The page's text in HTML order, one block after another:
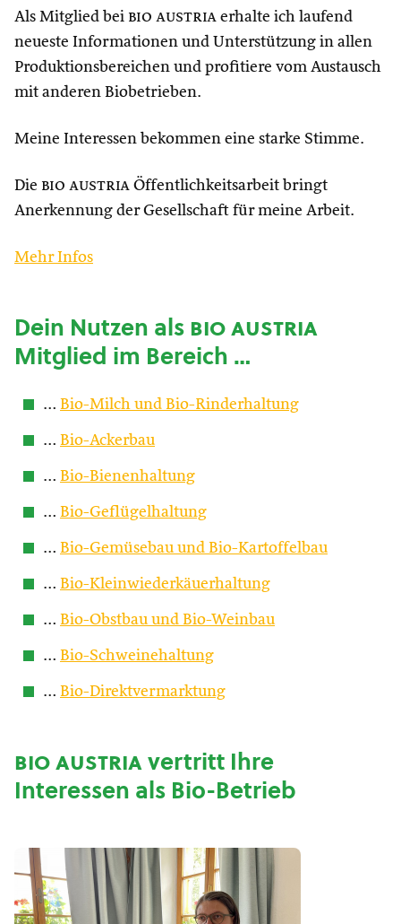
Als Mitglied bei bio austria erhalte ich laufend
neueste Informationen und Unterstützung in allen
Produktionsbereichen und profitiere vom Austausch
mit anderen Biobetrieben.
Meine Interessen bekommen eine starke Stimme.
Die bio austria Öffentlichkeitsarbeit bringt
Anerkennung der Gesellschaft für meine Arbeit.
Mehr Infos
Dein Nutzen alsbio austria
Mitglied im Bereich …
… Bio-Milch und Bio-Rinderhaltung
… Bio-Ackerbau
… Bio-Bienenhaltung
… Bio-Geflügelhaltung
… Bio-Gemüsebau und Bio-Kartoffelbau
… Bio-Kleinwiederkäuerhaltung
… Bio-Obstbau und Bio-Weinbau
… Bio-Schweinehaltung
… Bio-Direktvermarktung
bio austriavertritt Ihre
Interessen als Bio-Betrieb